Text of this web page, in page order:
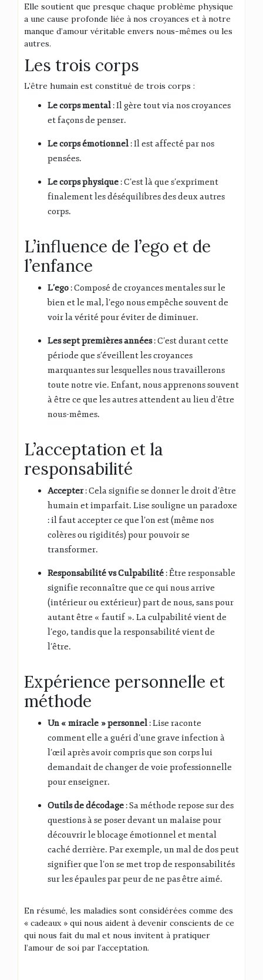
Elle soutient que presque chaque problème physique
a une cause profonde liée à nos croyances et à notre
manque d’amour véritable envers nous-mêmes ou les
autres.
Les trois corps
L’être humain est constitué de trois corps :
Le corps mental : Il gère tout via nos croyances
et façons de penser.
Le corps émotionnel : Il est affecté par nos
pensées.
Le corps physique : C’est là que s’expriment
finalement les déséquilibres des deux autres
corps.
L’influence de l’ego et de
l’enfance
L’ego : Composé de croyances mentales sur le
bien et le mal, l’ego nous empêche souvent de
voir la vérité pour éviter de diminuer.
Les sept premières années: C’est durant cette
période que s’éveillent les croyances
marquantes sur lesquelles nous travaillerons
toute notre vie. Enfant, nous apprenons souvent
à être ce que les autres attendent au lieu d’être
nous-mêmes.
L’acceptation et la
responsabilité
Accepter: Cela signifie se donner le droit d’être
humain et imparfait. Lise souligne un paradoxe
: il faut accepter ce que l’on est (même nos
colères ou rigidités) pour pouvoir se
transformer.
Responsabilité vs Culpabilité : Être responsable
signifie reconnaître que ce qui nous arrive
(intérieur ou extérieur) part de nous, sans pour
autant être « fautif ». La culpabilité vient de
l’ego, tandis que la responsabilité vient de
l’être.
Expérience personnelle et
méthode
Un « miracle » personnel : Lise raconte
comment elle a guéri d’une grave infection à
l’œil après avoir compris que son corps lui
demandait de changer de voie professionnelle
pour enseigner.
Outils de décodage : Sa méthode repose sur des
questions à se poser devant un malaise pour
découvrir le blocage émotionnel et mental
caché derrière. Par exemple, un mal de dos peut
signifier que l’on se met trop de responsabilités
sur les épaules par peur de ne pas être aimé.
En résumé, les maladies sont considérées comme des
« cadeaux » qui nous aident à devenir conscients de ce
qui nous fait du mal et nous invitent à pratiquer
l’amour de soi par l’acceptation.